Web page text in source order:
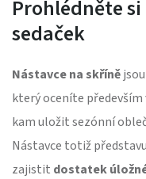
Prohlédněte
sedaček
Nástavce na skříně
který oceníte
kam uložit sezónní
Nástavce totiž
zajistit dostatek